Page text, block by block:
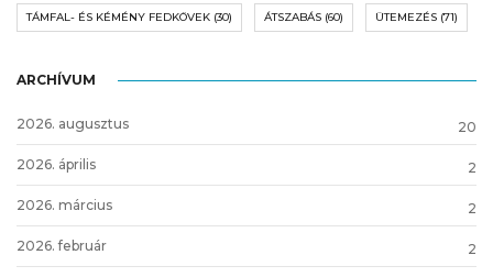
TÁMFAL- ÉS KÉMÉNY FEDKÖVEK (30) ÁTSZABÁS (60) ÜTEMEZÉS (71)
ARCHÍVUM
2026. augusztus 20
2026. április 2
2026. március 2
2026. február 2